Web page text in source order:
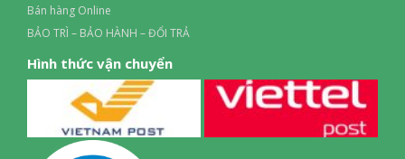
Bán hàng Online
BẢO TRÌ – BẢO HÀNH – ĐỔI TRẢ
Hình thức vận chuyển